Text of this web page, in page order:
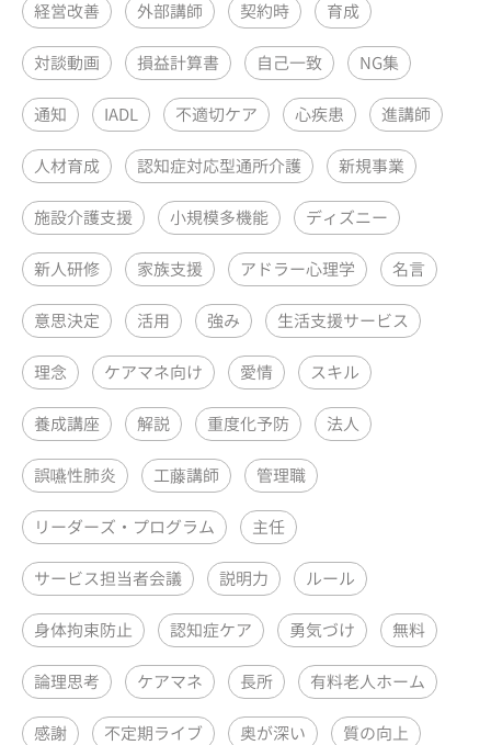
経営改善 外部講師 契約時 育成
対談動画 損益計算書 自己一致 NG集
通知 IADL 不適切ケア 心疾患 進講師
人材育成 認知症対応型通所介護 新規事業
施設介護支援 小規模多機能 ディズニー
新人研修 家族支援 アドラー心理学 名言
意思決定 活用 強み 生活支援サービス
理念 ケアマネ向け 愛情 スキル
養成講座 解説 重度化予防 法人
誤嚥性肺炎 工藤講師 管理職
リーダーズ・プログラム 主任
サービス担当者会議 説明力 ルール
身体拘束防止 認知症ケア 勇気づけ 無料
論理思考 ケアマネ 長所 有料老人ホーム
感謝 不定期ライブ 奥が深い 質の向上